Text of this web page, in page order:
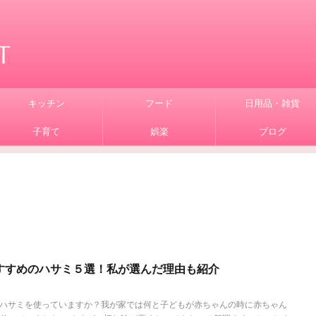
キッチン フード 日用品・雑貨
子育て 娯楽 ブログ
めのハサミ５選！私が選んだ理由も紹介
サミを使っていますか？我が家では何と子どもが赤ちゃんの時に赤ちゃん